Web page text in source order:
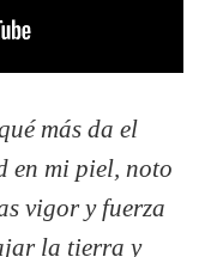
más da el
en mi piel, noto
vigor y fuerza
la tierra y